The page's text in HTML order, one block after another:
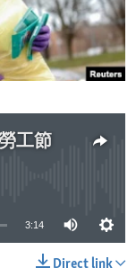
工節
3:14
Direct link